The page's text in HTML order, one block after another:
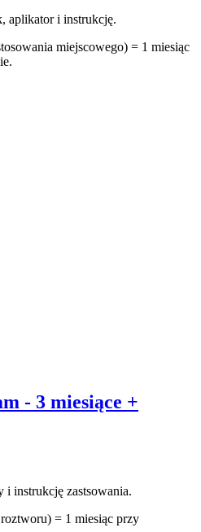
aplikator i instrukcję.
miejscowego) = 1 miesiąc
- 3 miesiące +
i instrukcję zastsowania.
= 1 miesiąc przy